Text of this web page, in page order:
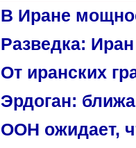
В Иране
Разведка:
От иранских
Эрдоган:
ООН ожидает,